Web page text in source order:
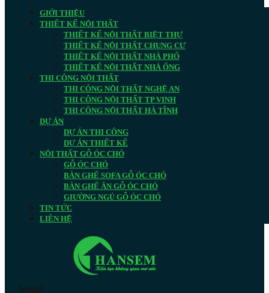
GIỚI THIỆU
THIẾT KẾ NỘI THẤT
THIẾT KẾ NỘI THẤT BIỆT THỰ
THIẾT KẾ NỘI THẤT CHUNG CƯ
THIẾT KẾ NỘI THẤT NHÀ PHỐ
THIẾT KẾ NỘI THẤT NHÀ ỐNG
THI CÔNG NỘI THẤT
THI CÔNG NỘI THẤT NGHỆ AN
THI CÔNG NỘI THẤT TP VINH
THI CÔNG NỘI THẤT HÀ TĨNH
DỰ ÁN
DỰ ÁN THI CÔNG
DỰ ÁN THIẾT KẾ
NỘI THẤT GỖ ÓC CHÓ
GỖ ÓC CHÓ
BÀN GHẾ SOFA GỖ ÓC CHÓ
BÀN GHẾ ĂN GỖ ÓC CHÓ
GIƯỜNG NGỦ GỖ ÓC CHÓ
TIN TỨC
LIÊN HỆ
Search